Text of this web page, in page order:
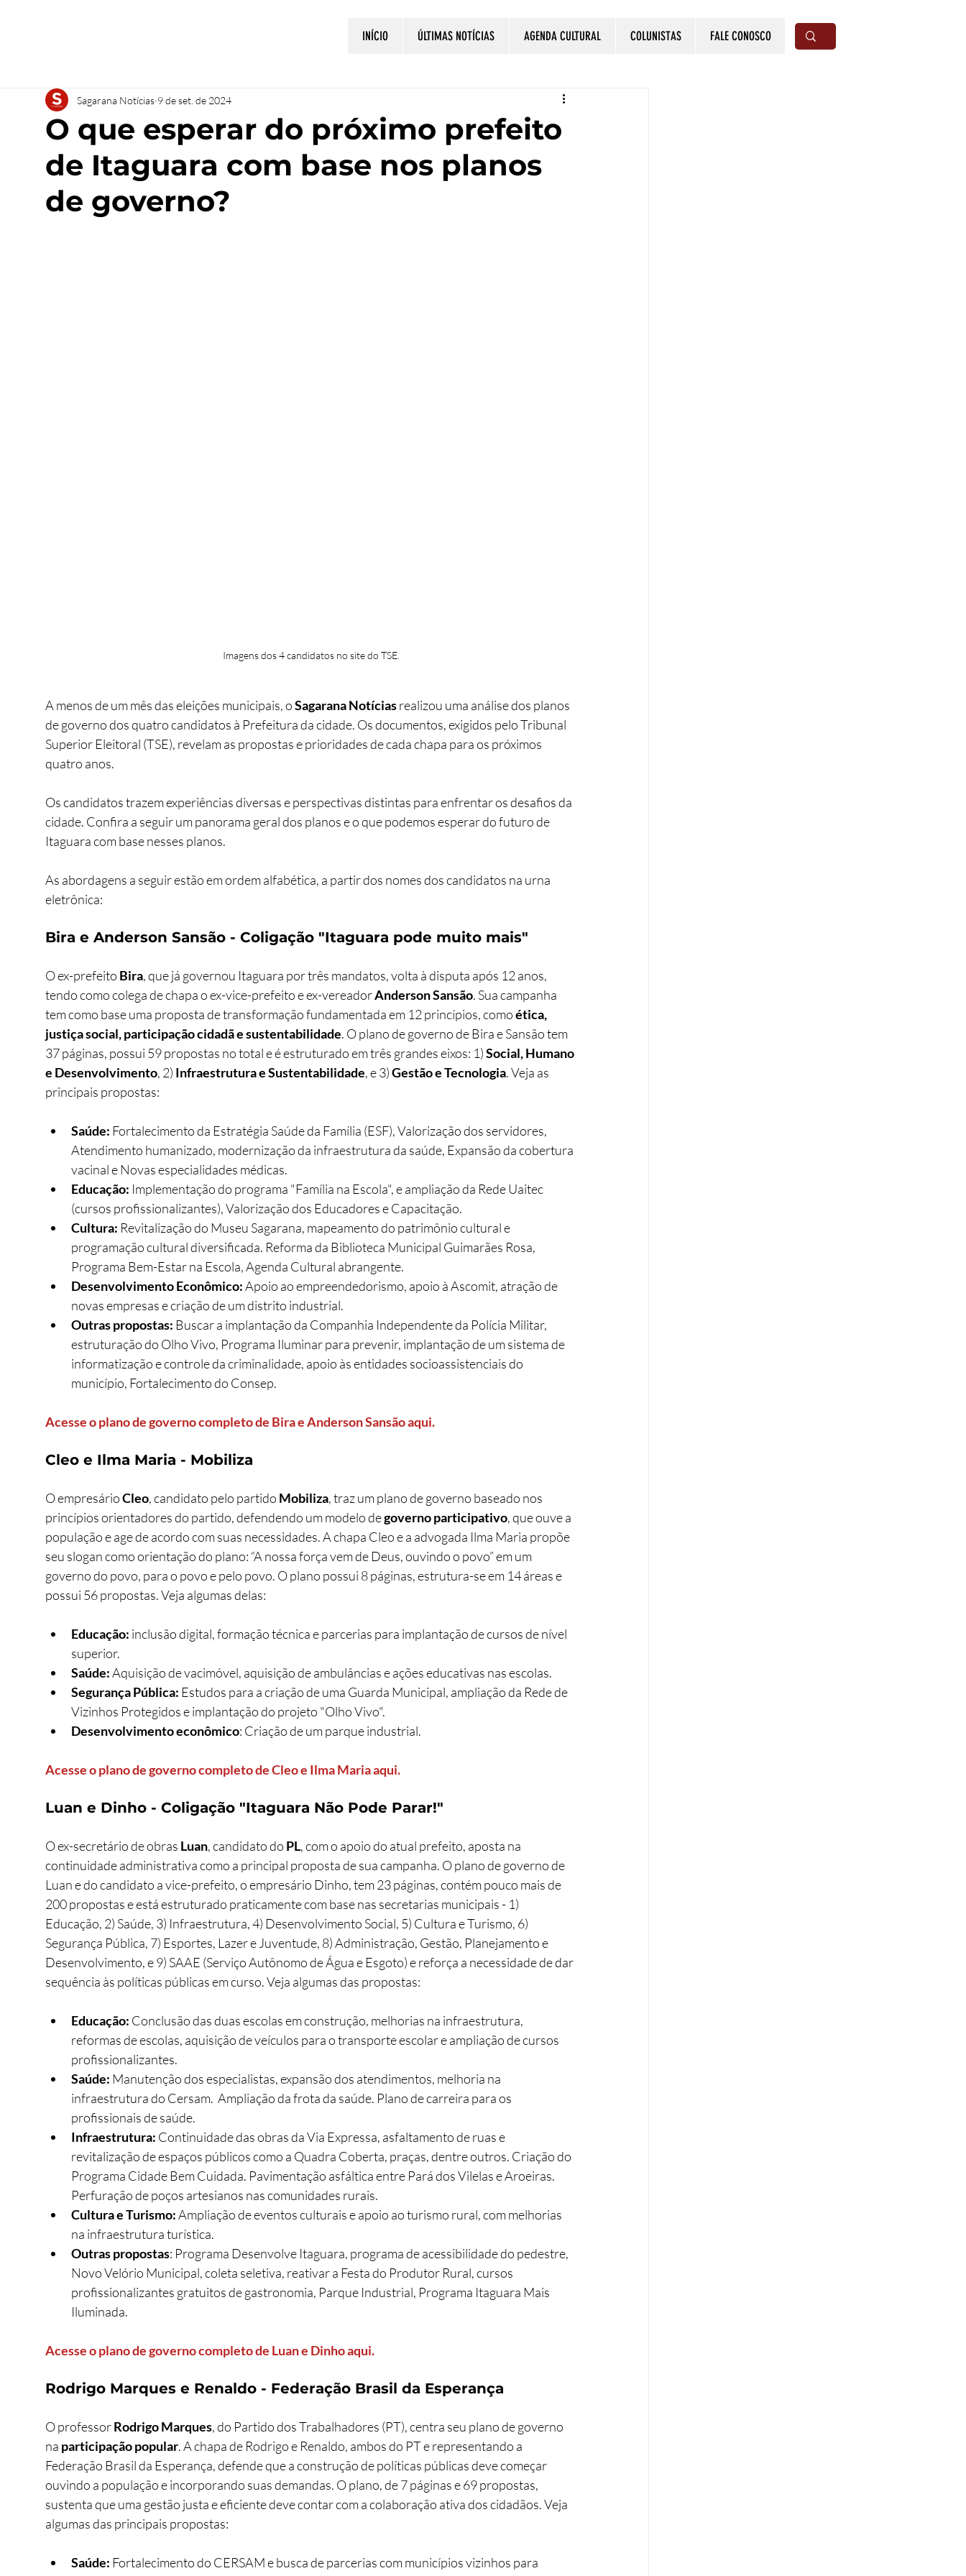
INÍCIO ÚLTIMAS NOTÍCIAS AGENDA CULTURAL COLUNISTAS FALE CONOSCO
O que esperar do próximo prefeito
de Itaguara com base nos planos
de governo?
Sagarana Notícias 9 de set. de 2024
Imagens dos 4 candidatos no site do TSE.
A menos de um mês das eleições municipais, o Sagarana Notícias realizou uma análise dos planos
de governo dos quatro candidatos à Prefeitura da cidade. Os documentos, exigidos pelo Tribunal
Superior Eleitoral (TSE), revelam as propostas e prioridades de cada chapa para os próximos
quatro anos.
Os candidatos trazem experiências diversas e perspectivas distintas para enfrentar os desafios da
cidade. Confira a seguir um panorama geral dos planos e o que podemos esperar do futuro de
Itaguara com base nesses planos.
As abordagens a seguir estão em ordem alfabética, a partir dos nomes dos candidatos na urna
eletrônica:
Bira e Anderson Sansão - Coligação "Itaguara pode muito mais"
O ex-prefeito Bira, que já governou Itaguara por três mandatos, volta à disputa após 12 anos,
tendo como colega de chapa o ex-vice-prefeito e ex-vereador Anderson Sansão. Sua campanha
tem como base uma proposta de transformação fundamentada em 12 princípios, como ética,
justiça social, participação cidadã e sustentabilidade. O plano de governo de Bira e Sansão tem
37 páginas, possui 59 propostas no total e é estruturado em três grandes eixos: 1) Social, Humano
e Desenvolvimento, 2) Infraestrutura e Sustentabilidade, e 3) Gestão e Tecnologia. Veja as
principais propostas:
Saúde: Fortalecimento da Estratégia Saúde da Família (ESF), Valorização dos servidores,
Atendimento humanizado, modernização da infraestrutura da saúde, Expansão da cobertura
vacinal e Novas especialidades médicas.
Educação: Implementação do programa "Família na Escola", e ampliação da Rede Uaitec
(cursos profissionalizantes), Valorização dos Educadores e Capacitação.
Cultura: Revitalização do Museu Sagarana, mapeamento do patrimônio cultural e
programação cultural diversificada. Reforma da Biblioteca Municipal Guimarães Rosa,
Programa Bem-Estar na Escola, Agenda Cultural abrangente.
Desenvolvimento Econômico: Apoio ao empreendedorismo, apoio à Ascomit, atração de
novas empresas e criação de um distrito industrial.
Outras propostas: Buscar a implantação da Companhia Independente da Polícia Militar,
estruturação do Olho Vivo, Programa Iluminar para prevenir, implantação de um sistema de
informatização e controle da criminalidade, apoio às entidades socioassistenciais do
município, Fortalecimento do Consep.
Acesse o plano de governo completo de Bira e Anderson Sansão aqui.
Cleo e Ilma Maria - Mobiliza
O empresário Cleo, candidato pelo partido Mobiliza, traz um plano de governo baseado nos
princípios orientadores do partido, defendendo um modelo de governo participativo, que ouve a
população e age de acordo com suas necessidades. A chapa Cleo e a advogada Ilma Maria propõe
seu slogan como orientação do plano: “A nossa força vem de Deus, ouvindo o povo” em um
governo do povo, para o povo e pelo povo. O plano possui 8 páginas, estrutura-se em 14 áreas e
possui 56 propostas. Veja algumas delas:
Educação: inclusão digital, formação técnica e parcerias para implantação de cursos de nível
superior.
Saúde: Aquisição de vacimóvel, aquisição de ambulâncias e ações educativas nas escolas.
Segurança Pública: Estudos para a criação de uma Guarda Municipal, ampliação da Rede de
Vizinhos Protegidos e implantação do projeto "Olho Vivo".
Desenvolvimento econômico: Criação de um parque industrial.
Acesse o plano de governo completo de Cleo e Ilma Maria aqui.
Luan e Dinho - Coligação "Itaguara Não Pode Parar!"
O ex-secretário de obras Luan, candidato do PL, com o apoio do atual prefeito, aposta na
continuidade administrativa como a principal proposta de sua campanha. O plano de governo de
Luan e do candidato a vice-prefeito, o empresário Dinho, tem 23 páginas, contém pouco mais de
200 propostas e está estruturado praticamente com base nas secretarias municipais - 1)
Educação, 2) Saúde, 3) Infraestrutura, 4) Desenvolvimento Social, 5) Cultura e Turismo, 6)
Segurança Pública, 7) Esportes, Lazer e Juventude, 8) Administração, Gestão, Planejamento e
Desenvolvimento, e 9) SAAE (Serviço Autônomo de Água e Esgoto) e reforça a necessidade de dar
sequência às políticas públicas em curso. Veja algumas das propostas:
Educação: Conclusão das duas escolas em construção, melhorias na infraestrutura,
reformas de escolas, aquisição de veículos para o transporte escolar e ampliação de cursos
profissionalizantes.
Saúde: Manutenção dos especialistas, expansão dos atendimentos, melhoria na
infraestrutura do Cersam.  Ampliação da frota da saúde. Plano de carreira para os
profissionais de saúde.
Infraestrutura: Continuidade das obras da Via Expressa, asfaltamento de ruas e
revitalização de espaços públicos como a Quadra Coberta, praças, dentre outros. Criação do
Programa Cidade Bem Cuidada. Pavimentação asfáltica entre Pará dos Vilelas e Aroeiras.
Perfuração de poços artesianos nas comunidades rurais.
Cultura e Turismo: Ampliação de eventos culturais e apoio ao turismo rural, com melhorias
na infraestrutura turística.
Outras propostas: Programa Desenvolve Itaguara, programa de acessibilidade do pedestre,
Novo Velório Municipal, coleta seletiva, reativar a Festa do Produtor Rural, cursos
profissionalizantes gratuitos de gastronomia, Parque Industrial, Programa Itaguara Mais
Iluminada.
Acesse o plano de governo completo de Luan e Dinho aqui.
Rodrigo Marques e Renaldo - Federação Brasil da Esperança
O professor Rodrigo Marques, do Partido dos Trabalhadores (PT), centra seu plano de governo
na participação popular. A chapa de Rodrigo e Renaldo, ambos do PT e representando a
Federação Brasil da Esperança, defende que a construção de políticas públicas deve começar
ouvindo a população e incorporando suas demandas. O plano, de 7 páginas e 69 propostas,
sustenta que uma gestão justa e eficiente deve contar com a colaboração ativa dos cidadãos. Veja
algumas das principais propostas:
Saúde: Fortalecimento do CERSAM e busca de parcerias com municípios vizinhos para